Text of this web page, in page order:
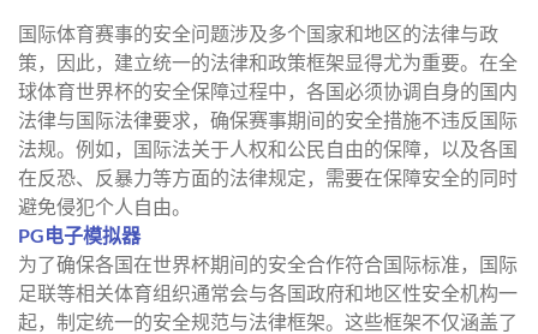
国际体育赛事的安全问题涉及多个国家和地区的法律与政
策，因此，建立统一的法律和政策框架显得尤为重要。在全
球体育世界杯的安全保障过程中，各国必须协调自身的国内
法律与国际法律要求，确保赛事期间的安全措施不违反国际
法规。例如，国际法关于人权和公民自由的保障，以及各国
在反恐、反暴力等方面的法律规定，需要在保障安全的同时
避免侵犯个人自由。
PG电子模拟器
为了确保各国在世界杯期间的安全合作符合国际标准，国际
足联等相关体育组织通常会与各国政府和地区性安全机构一
起，制定统一的安全规范与法律框架。这些框架不仅涵盖了